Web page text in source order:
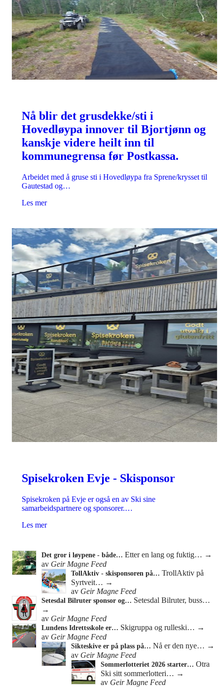
Nå blir det grusdekke/sti i
Hovedløypa innover til Bjortjønn og
kanskje videre heilt inn til
kommunegrensa før Postkassa.
Arbeidet med å gruse sti i Hovedløypa fra Sprene/krysset til
Gautestad og…
Les mer
Spisekroken Evje - Skisponsor
Spisekroken på Evje er også en av Ski sine
samarbeidspartnere og sponsorer.…
Les mer
Det gror i løypene - både… Etter en lang og fuktig… →
av Geir Magne Feed
TollAktiv - skisponsoren på… TrollAktiv på
Syrtveit… →
av Geir Magne Feed
Setesdal Bilruter sponsor og… Setesdal Bilruter, buss…
→
av Geir Magne Feed
Lundens Idrettsskole er… Skigruppa og rulleski… →
av Geir Magne Feed
Sikteskive er på plass på… Nå er den nye… →
av Geir Magne Feed
Sommerlotteriet 2026 starter… Otra
Ski sitt sommerlotteri… →
av Geir Magne Feed